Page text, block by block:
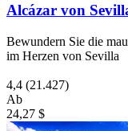
Alcázar von
Bewundern Sie die
im Herzen von Sevilla
4,4 (21.427)
Ab
24,27 $